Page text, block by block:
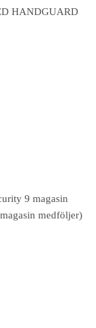
HANDGUARD
9 magasin
medföljer)